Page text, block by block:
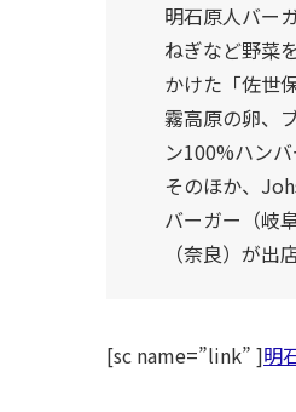
明石原人バー
ねぎなど野菜
かけた「佐世
霧高原の卵、
ン100%ハン
そのほか、
バーガー（岐
（奈良）が出
[sc name=”link” ]明